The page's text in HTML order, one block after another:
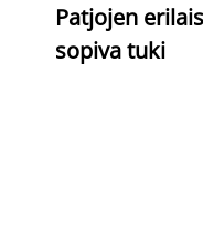
Patjojen
sopiva tuki